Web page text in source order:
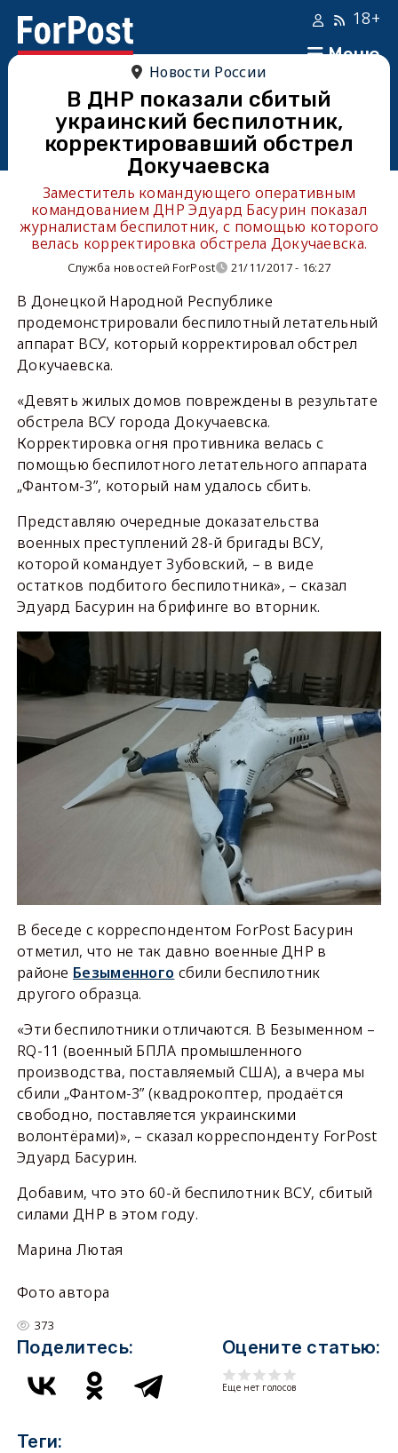
Меню
18+
Новости России
В ДНР показали сбитый
украинский беспилотник,
корректировавший обстрел
Докучаевска
Заместитель командующего оперативным
командованием ДНР Эдуард Басурин показал
журналистам беспилотник, с помощью которого
велась корректировка обстрела Докучаевска.
Служба новостей ForPost 21/11/2017 - 16:27
В Донецкой Народной Республике
продемонстрировали беспилотный летательный
аппарат ВСУ, который корректировал обстрел
Докучаевска.
«Девять жилых домов повреждены в результате
обстрела ВСУ города Докучаевска.
Корректировка огня противника велась с
помощью беспилотного летательного аппарата
„Фантом-3”, который нам удалось сбить.
Представляю очередные доказательства
военных преступлений 28-й бригады ВСУ,
которой командует Зубовский, – в виде
остатков подбитого беспилотника», – сказал
Эдуард Басурин на брифинге во вторник.
В беседе с корреспондентом ForPost Басурин
отметил, что не так давно военные ДНР в
районе Безыменного сбили беспилотник
другого образца.
«Эти беспилотники отличаются. В Безыменном –
RQ-11 (военный БПЛА промышленного
производства, поставляемый США), а вчера мы
сбили „Фантом-3” (квадрокоптер, продаётся
свободно, поставляется украинскими
волонтёрами)», – сказал корреспонденту ForPost
Эдуард Басурин.
Добавим, что это 60-й беспилотник ВСУ, сбитый
силами ДНР в этом году.
Марина Лютая
Фото автора
373
Поделитесь: Оцените статью:
Еще нет голосов
Теги: